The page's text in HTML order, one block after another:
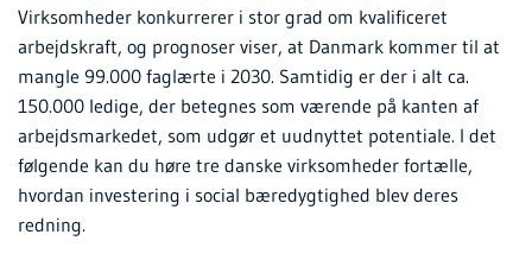
Virksomheder konkurrerer i stor grad om kvalificeret
arbejdskraft, og prognoser viser, at Danmark kommer til at
mangle 99.000 faglærte i 2030. Samtidig er der i alt ca.
150.000 ledige, der betegnes som værende på kanten af
arbejdsmarkedet, som udgør et uudnyttet potentiale. I det
følgende kan du høre tre danske virksomheder fortælle,
hvordan investering i social bæredygtighed blev deres
redning.